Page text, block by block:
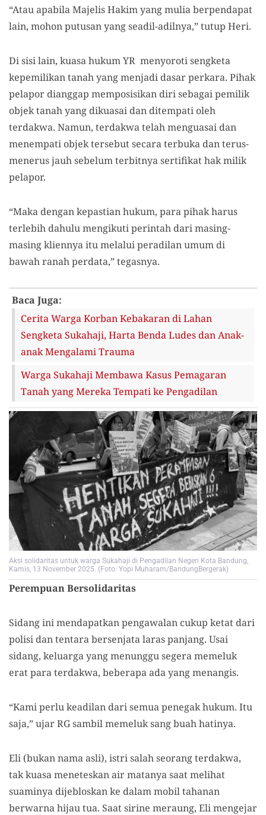
“Atau apabila Majelis Hakim yang mulia berpendapat
lain, mohon putusan yang seadil-adilnya,” tutup Heri.
Di sisi lain, kuasa hukum YR menyoroti sengketa
kepemilikan tanah yang menjadi dasar perkara. Pihak
pelapor dianggap memposisikan diri sebagai pemilik
objek tanah yang dikuasai dan ditempati oleh
terdakwa. Namun, terdakwa telah menguasai dan
menempati objek tersebut secara terbuka dan terus-
menerus jauh sebelum terbitnya sertifikat hak milik
pelapor.
“Maka dengan kepastian hukum, para pihak harus
terlebih dahulu mengikuti perintah dari masing-
masing kliennya itu melalui peradilan umum di
bawah ranah perdata,” tegasnya.
Baca Juga:
Cerita Warga Korban Kebakaran di Lahan
Sengketa Sukahaji, Harta Benda Ludes dan Anak-
anak Mengalami Trauma
Warga Sukahaji Membawa Kasus Pemagaran
Tanah yang Mereka Tempati ke Pengadilan
Aksi solidaritas untuk warga Sukahaji di Pengadilan Negeri Kota Bandung,
Kamis, 13 November 2025. (Foto: Yopi Muharam/BandungBergerak)
PerempuanBersolidaritas
Sidangini mendapatkan pengawalan cukup ketat dari
polisi dan tentara bersenjata laras panjang. Usai
sidang, keluarga yang menunggu segera memeluk
erat para terdakwa, beberapa ada yang menangis.
“Kami perlu keadilan dari semua penegak hukum. Itu
saja,” ujar RG sambil memeluk sang buah hatinya.
Eli (bukan nama asli), istrisalah seorang terdakwa,
tak kuasameneteskan air matanyasaat melihat
suaminya dijebloskan ke dalam mobil tahanan
berwarna hijau tua. Saat sirine meraung, Eli mengejar